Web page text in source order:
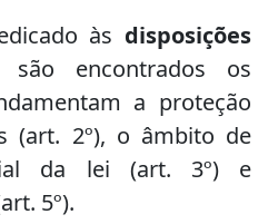
às disposições
encontrados os
a proteção
(art. 2º), o âmbito de
da lei (art. 3º) e
5º).